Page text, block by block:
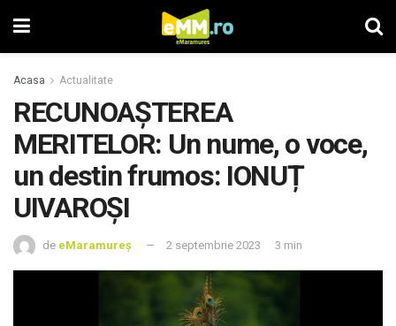
Acasa Actualitate
RECUNOAȘTEREA
MERITELOR: Un nume, o voce,
un destin frumos: IONUȚ
UIVAROŞI
de eMaramureș 2 septembrie 2023 3 min